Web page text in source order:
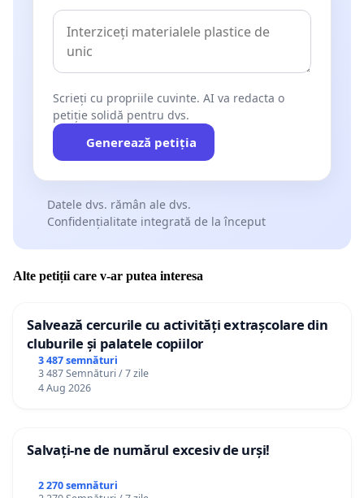
Scrieți cu propriile cuvinte. AI va redacta o
petiție solidă pentru dvs.
Generează petiția
Datele dvs. rămân ale dvs.
Confidențialitate integrată de la început
Alte petiții care v-ar putea interesa
Salvează cercurile cu activități extrașcolare din
cluburile și palatele copiilor
3 487 semnături
3 487 Semnături / 7 zile
4 Aug 2026
Salvați-ne de numărul excesiv de urși!
2 270 semnături